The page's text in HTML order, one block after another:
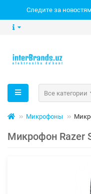
Следите за
Все категории
Микрофоны
Микрофон Razer